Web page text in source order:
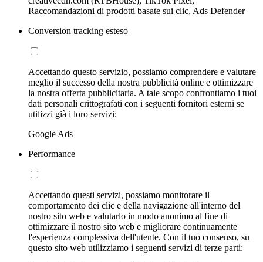
Raccomandazioni di prodotti basate sui clic, Ads Defender
Conversion tracking esteso
Accettando questo servizio, possiamo comprendere e valutare
meglio il successo della nostra pubblicità online e ottimizzare
la nostra offerta pubblicitaria. A tale scopo confrontiamo i tuoi
dati personali crittografati con i seguenti fornitori esterni se
utilizzi già i loro servizi:
Google Ads
Performance
Accettando questi servizi, possiamo monitorare il
comportamento dei clic e della navigazione all'interno del
nostro sito web e valutarlo in modo anonimo al fine di
ottimizzare il nostro sito web e migliorare continuamente
l'esperienza complessiva dell'utente. Con il tuo consenso, su
questo sito web utilizziamo i seguenti servizi di terze parti: